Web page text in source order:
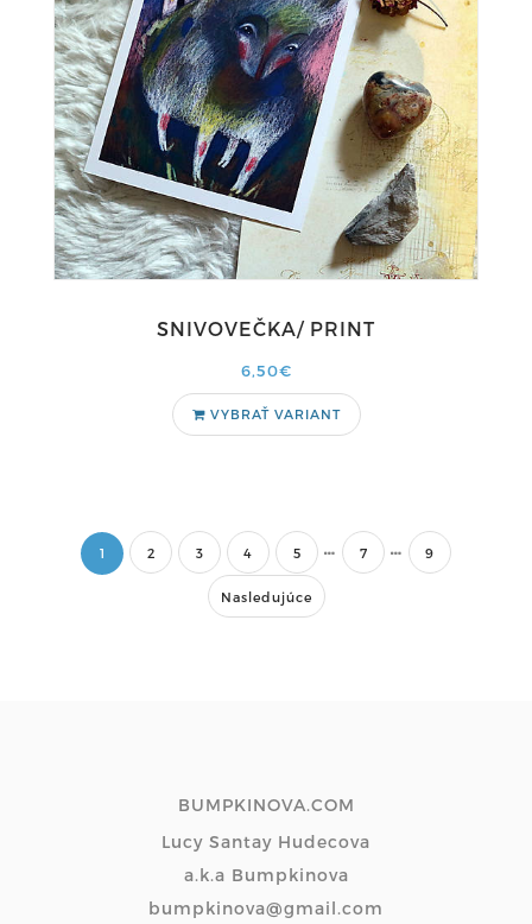
SNIVOVEČKA/ PRINT
6,50€
VYBRAŤ VARIANT
1 2 3 4 5 7 9
Nasledujúce
BUMPKINOVA.COM
Lucy Santay Hudecova
a.k.a Bumpkinova
bumpkinova@gmail.com